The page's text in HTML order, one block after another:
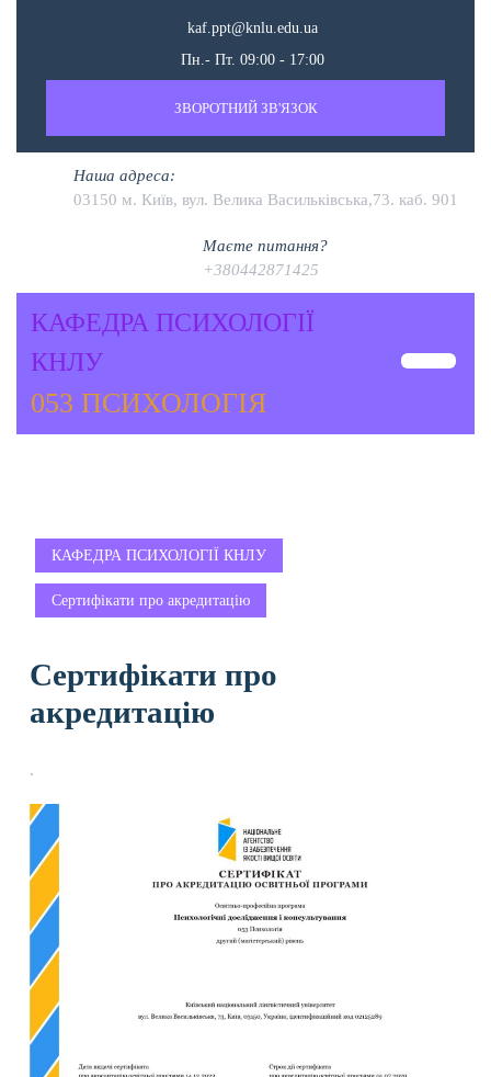
kaf.ppt@knlu.edu.ua
Пн.- Пт. 09:00 - 17:00
ЗВОРОТНИЙ ЗВ'ЯЗОК
Наша адреса:
03150 м. Київ, вул. Велика Васильківська,73. каб. 901
Маєте питання?
+380442871425
КАФЕДРА ПСИХОЛОГІЇ
КНЛУ
053 ПСИХОЛОГІЯ
КАФЕДРА ПСИХОЛОГІЇ КНЛУ
Сертифікати про акредитацію
Сертифікати про
акредитацію
.